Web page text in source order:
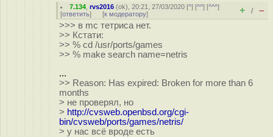
7.134 ,rvs2016 (ok), 20:21, 27/03/2020 [^] [^^] [^^^]
[ответить] [к модератору] + / –
>>> в mc тетриса нет.
>> Кстати:
>> % cd /usr/ports/games
>> % make search name=netris
...
>> Reason: Has expired: Broken for more than 6
months
> не проверял, но
> http://cvsweb.openbsd.org/cgi-
bin/cvsweb/ports/games/netris/
> у нас всё вроде есть